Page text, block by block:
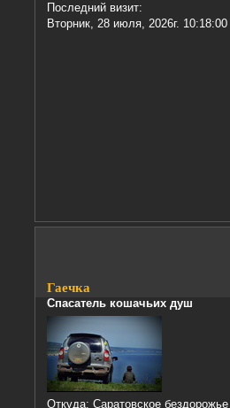
Последний визит:
Вторник, 28 июля, 2026г. 10:18:00
Гаечка
Спасатель кошачьих душ
Откуда: Саратовское бездорожье